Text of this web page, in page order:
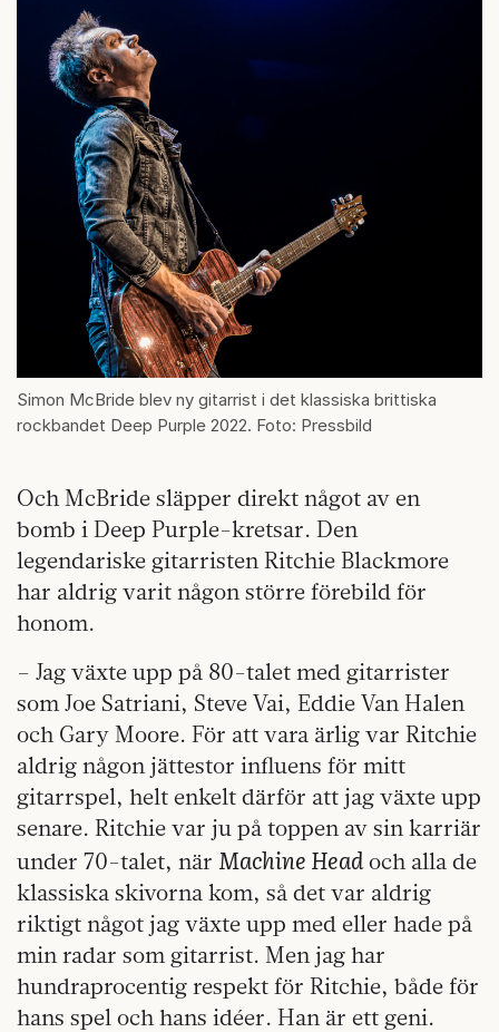
Simon McBride blev ny gitarrist i det klassiska brittiska
rockbandet Deep Purple 2022. Foto: Pressbild
Och McBride släpper direkt något av en
bomb i Deep Purple-kretsar. Den
legendariske gitarristen Ritchie Blackmore
har aldrig varit någon större förebild för
honom.
– Jag växte upp på 80-talet med gitarrister
som Joe Satriani, Steve Vai, Eddie Van Halen
och Gary Moore. För att vara ärlig var Ritchie
aldrig någon jättestor influens för mitt
gitarrspel, helt enkelt därför att jag växte upp
senare. Ritchie var ju på toppen av sin karriär
under 70-talet, när Machine Headoch alla de
klassiska skivorna kom, så det var aldrig
riktigt något jag växte upp med eller hade på
min radar som gitarrist. Men jag har
hundraprocentig respekt för Ritchie, både för
hans spel och hans idéer. Han är ett geni.